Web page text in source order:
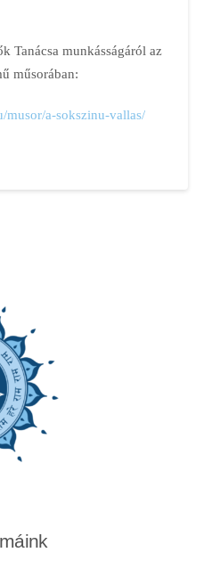
Tanácsa munkásságáról az
műsorában:
a-sokszinu-vallas/